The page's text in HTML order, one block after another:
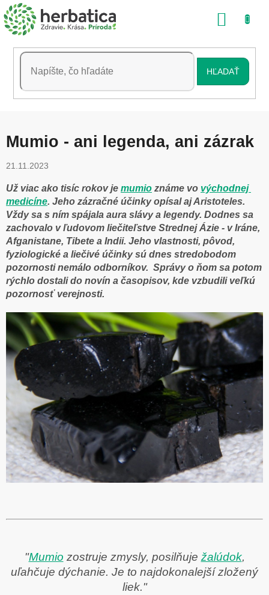
Prejsť
na
obsah
HĽADAŤ
Mumio - ani legenda, ani zázrak
21.11.2023
Už viac ako tisíc rokov je mumio známe vo východnej
medicíne. Jeho zázračné účinky opísal aj Aristoteles.
Vždy sa s ním spájala aura slávy a legendy. Dodnes sa
zachovalo v ľudovom liečiteľstve Strednej Ázie - v Iráne,
Afganistane, Tibete a Indii. Jeho vlastnosti, pôvod,
fyziologické a liečivé účinky sú dnes stredobodom
pozornosti nemálo odborníkov. Správy o ňom sa potom
rýchlo dostali do novín a časopisov, kde vzbudili veľkú
pozornosť verejnosti.
"Mumio zostruje zmysly, posilňuježalúdok,
uľahčuje dýchanie. Je to najdokonalejší zložený
liek."